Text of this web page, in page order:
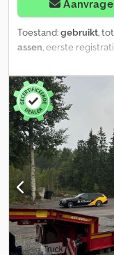
Toestand:gebruikt,
assen, eerste